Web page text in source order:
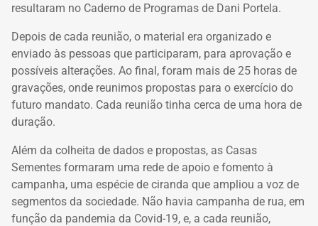
resultaram no Caderno de Programas de Dani Portela.
Depois de cada reunião, o material era organizado e
enviado às pessoas que participaram, para aprovação e
possíveis alterações. Ao final, foram mais de 25 horas de
gravações, onde reunimos propostas para o exercício do
futuro mandato. Cada reunião tinha cerca de uma hora de
duração.
Além da colheita de dados e propostas, as Casas
Sementes formaram uma rede de apoio e fomento à
campanha, uma espécie de ciranda que ampliou a voz de
segmentos da sociedade. Não havia campanha de rua, em
função da pandemia da Covid-19, e, a cada reunião,